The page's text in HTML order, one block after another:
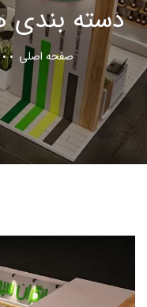
دسته‌ بندی
صفحه اصلی